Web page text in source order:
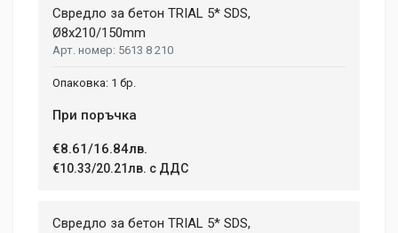
Свредло за бетон TRIAL 5* SDS,
Ø8x210/150mm
5613 8 210
1 бр.
При поръчка
€8.61/16.84лв.
€10.33/20.21лв. с ДДС
Свредло за бетон TRIAL 5* SDS,